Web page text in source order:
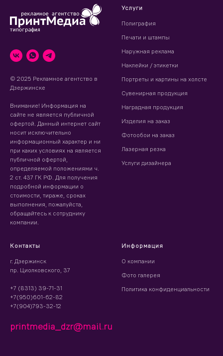
© 2025 Рекламное агентство в
Дзержинске
Внимание! Информация на
сайте не является публичной
офертой. Данный интернет сайт
носит исключительно
информационный характер и ни
при каких условиях на является
публичной офертой,
определяемой положениями ч.
2 ст. 437 ГК РФ. Для получения
подробной информации о
стоимости, тираже, сроках
выполнения, пожалуйста,
обращайтесь к сотруднику
компании.
Услуги
Полиграфия
Печати и штампы
Наружная реклама
Наклейки / этикетки
Портреты и картины на холсте
Сувенирная продукция
Наградная продукция
Изделия на заказ
Фотообои на заказ
Лазерная резка
Услуги дизайнера
Контакты
г. Дзержинск
пр. Циолковского, 37
+7 (8313) 39-71-31
+7(950)601-62-82
+7(904)793-32-12
printmedia_dzr@mail.ru
Информация
О компании
Фото галерея
Политика конфиденциальности